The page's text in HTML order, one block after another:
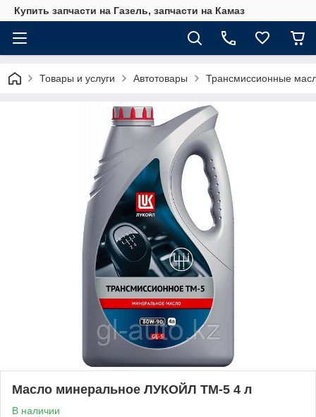
Купить запчасти на Газель, запчасти на Камаз
Товары и услуги Автотовары Трансмиссионные
Масло минеральное ЛУКОЙЛ ТМ-5 4 л
В наличии